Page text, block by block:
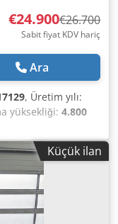
€24.900€26.700
Sabit fiyat KDV hariç
Ara
, Üretim yılı:
yüksekliği: 4.800
, inşaat yüksekliği:
uzunluğu:
marking
ağırlık:
Numarası: OBA05-
Küçük ilan